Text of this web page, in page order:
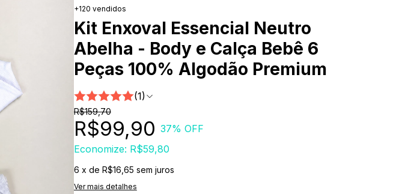
+120 vendidos
Kit Enxoval Essencial Neutro
Abelha - Body e Calça Bebê 6
Peças 100% Algodão Premium
(1)
R$159,70
R$99,90 37% OFF
Economize: R$59,80
6 x de R$16,65 sem juros
Ver mais detalhes